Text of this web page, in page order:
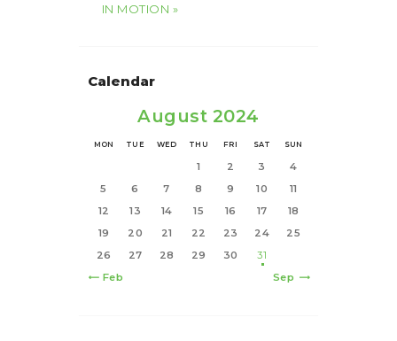
IN MOTION »
Calendar
August 2024
MON TUE WED THU FRI SAT SUN
« Feb Sep »
1 2 3
4
5
6 7 8 9 10
11
12
13 14 15 16 17
18
19
20 21 22 23 24
25
26
27 28 29 30 31